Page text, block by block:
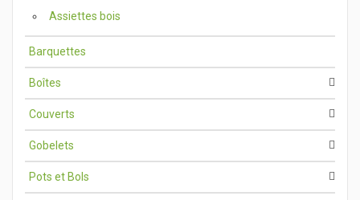
Assiettes bois
Barquettes
Boîtes
Couverts
Gobelets
Pots et Bols